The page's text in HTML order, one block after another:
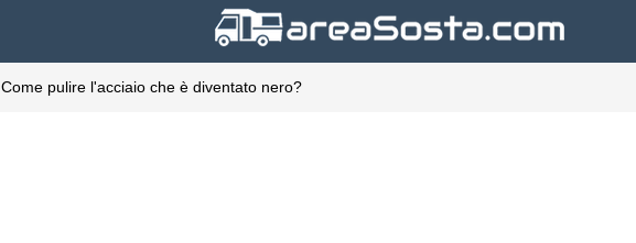
Come pulire l'acciaio che è diventato nero?